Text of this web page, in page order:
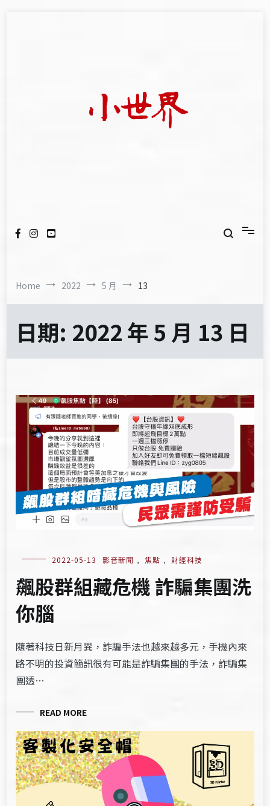
Home 2022 5 月 13
日期: 2022 年 5 月 13 日
2022-05-13 影音新聞 , 焦點 , 財經科技
飆股群組藏危機 詐騙集團洗
你腦
隨著科技日新月異，詐騙手法也越來越多元，手機內來
路不明的投資簡訊很有可能是詐騙集團的手法，詐騙集
團透…
READ MORE